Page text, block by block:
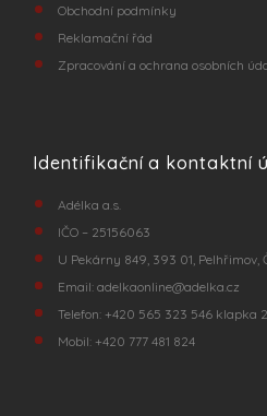
Obchodní podmínky
Reklamační řád
Zpracování a ochrana osobních
Identifikační a kontaktní
Adélka a.s.
IČO – 25156063
U Pekárny 849, 393 01, Pelhřimov,
Email: adelkaonline@adelka.cz
Telefon: +420 565 323 546 klapka
Mobil: +420 777 481 824